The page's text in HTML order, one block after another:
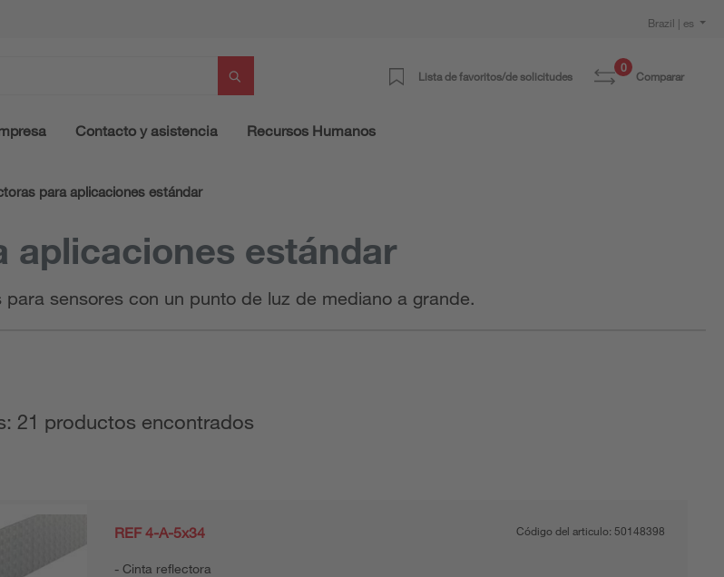
Brazil | es
Lista de favoritos/de solicitudes
0
Comparar
Contacto y asistencia Recursos Humanos
para aplicaciones estándar
aplicaciones estándar
sensores con un punto de luz de mediano a grande.
21 productos encontrados
REF 4-A-5x34
Cinta reflectora
Código del articulo: 50148398